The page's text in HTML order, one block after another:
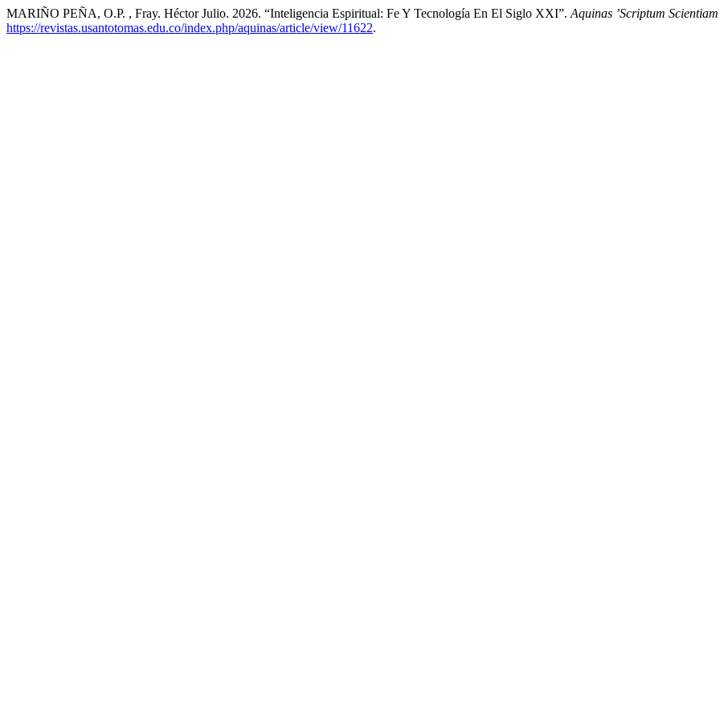
MARIÑO PEÑA, O.P. , Fray. Héctor Julio. 2026. “Inteligencia Espiritual: Fe Y Tecnología En El Siglo XXI”. Aquinas ’Scriptum
https://revistas.usantotomas.edu.co/index.php/aquinas/article/view/11622.